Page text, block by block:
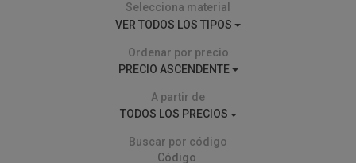
Selecciona material
VER TODOS LOS TIPOS
Ordenar por precio
PRECIO ASCENDENTE
A partir de
TODOS LOS PRECIOS
Buscar por código